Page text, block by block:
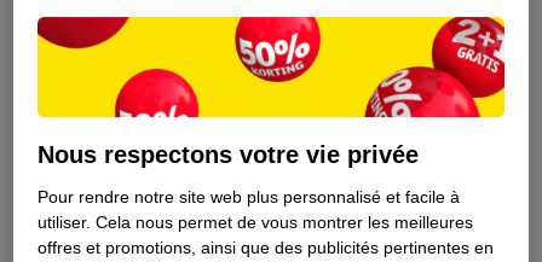
Nous respectons votre vie privée
Pour rendre notre site web plus personnalisé et facile à
utiliser. Cela nous permet de vous montrer les meilleures
offres et promotions, ainsi que des publicités pertinentes en